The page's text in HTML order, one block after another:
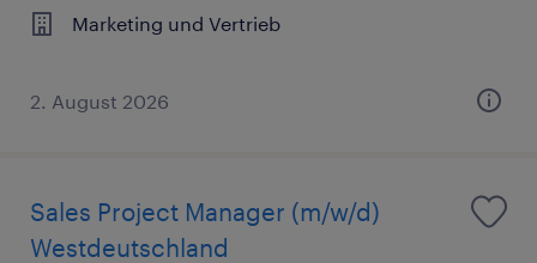
Marketing und Vertrieb
2. August 2026
Sales Project Manager (m/w/d)
Westdeutschland